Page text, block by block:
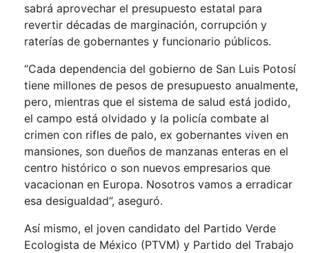
sabrá aprovechar el presupuesto estatal para
revertir décadas de marginación, corrupción y
raterías de gobernantes y funcionario públicos.
“Cada dependencia del gobierno de San Luis Potosí
tiene millones de pesos de presupuesto anualmente,
pero, mientras que el sistema de salud está jodido,
el campo está olvidado y la policía combate al
crimen con rifles de palo, ex gobernantes viven en
mansiones, son dueños de manzanas enteras en el
centro histórico o son nuevos empresarios que
vacacionan en Europa. Nosotros vamos a erradicar
esa desigualdad”, aseguró.
Así mismo, el joven candidato del Partido Verde
Ecologista de México (PTVM) y Partido del Trabajo